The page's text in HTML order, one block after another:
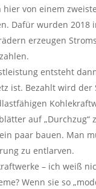
hier von einem
Dafür wurden 2018
erzeugen
entsteht
ist. Bezahlt wird der
auf
paar bauen. Man
zu entlarven.
– ich weiß
Wenn sie so